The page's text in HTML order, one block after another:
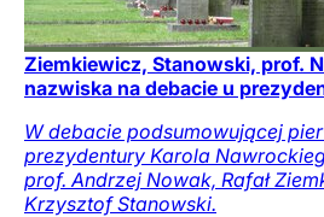
Ziemkiewicz, Stanowski, prof.
nazwiska na debacie u
W debacie podsumowującej
prezydentury Karola
prof. Andrzej Nowak, Rafał
Krzysztof Stanowski.